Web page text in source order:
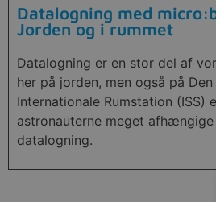
Datalogning med
Jorden og i rummet
Datalogning er en stor del af
her på jorden, men også på Den
Internationale Rumstation (ISS)
astronauterne meget
datalogning.